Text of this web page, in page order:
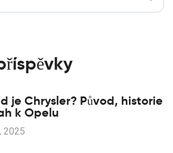
je Chrysler? Původ, historie
k Opelu
2025